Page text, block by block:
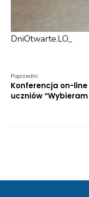
DniOtwarte.LO_
Poprzedni:
Konferencja on-
uczniów “Wybieram